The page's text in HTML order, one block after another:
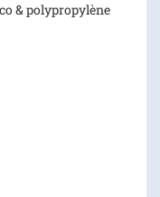
& polypropylène